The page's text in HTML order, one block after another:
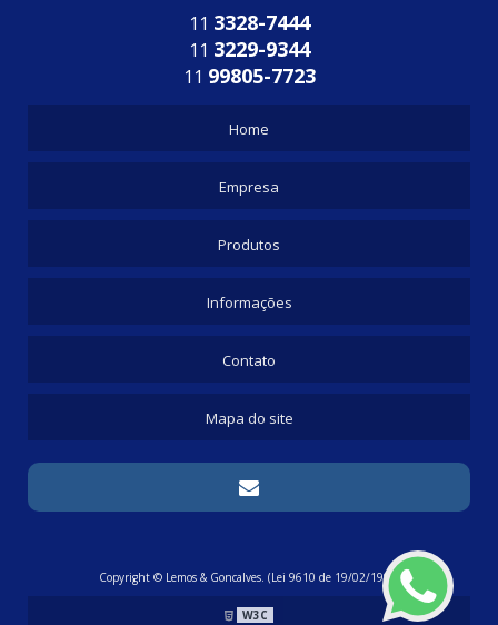
11 3328-7444
11 3229-9344
11 99805-7723
Home
Empresa
Produtos
Informações
Contato
Mapa do site
Copyright © Lemos & Goncalves. (Lei 9610 de 19/02/1998)
W3C